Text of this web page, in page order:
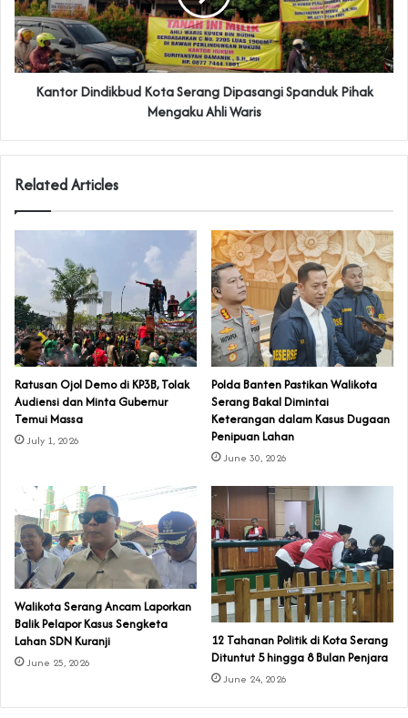
‎Kantor Dindikbud Kota Serang Dipasangi Spanduk Pihak
Mengaku Ahli Waris
Related Articles
‎Ratusan Ojol Demo di KP3B, Tolak
Audiensi dan Minta Gubernur
Temui Massa
July 1, 2026
Polda Banten Pastikan Walikota
Serang Bakal Dimintai
Keterangan dalam Kasus Dugaan
Penipuan Lahan
June 30, 2026
Walikota Serang Ancam Laporkan
Balik Pelapor Kasus Sengketa
Lahan SDN Kuranji‎
June 25, 2026
‎12 Tahanan Politik di Kota Serang
Dituntut 5 hingga 8 Bulan Penjara‎‎
June 24, 2026